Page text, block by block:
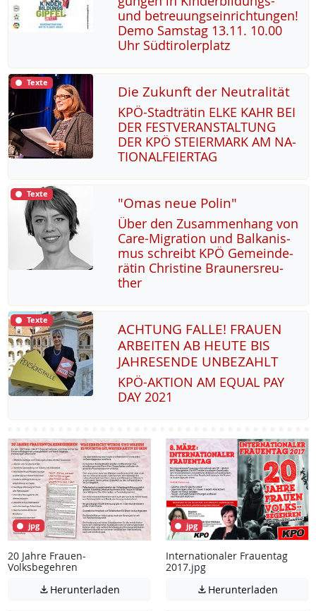
und be­t­reu­ung­s­ein­rich­tun­gen!
De­mo Sams­tag 13.11. 10.00
Uhr Süd­t­i­ro­ler­platz
Texte Die Zukunft der Neutralität
KPÖ-Stadträ­tin EL­KE KAHR BEI
DER FEST­VER­AN­STAL­TUNG
DER KPÖ STEI­ER­MARK AM NA­
TIO­NAL­FEI­ER­TAG
Texte "Omas neue Polin"
Über den Zu­sam­men­hang von
Ca­re-Mi­g­ra­ti­on und Bal­ka­nis­
mus sch­reibt KPÖ Ge­mein­de­
rä­tin Chris­ti­ne Brau­n­ers­reu­
ther
Texte
ACHTUNG FALLE! FRAUEN
ARBEITEN AB HEUTE BIS
JAHRESENDE UNBEZAHLT
KPÖ-AK­TI­ON AM EQUAL PAY
DAY 2021
jpg
20 Jahre Frauen-
Volksbegehren
 Herunterladen Achtung: Diese Datei enthält unter
jpg
Internationaler Frauentag
2017.jpg
 Herunterladen